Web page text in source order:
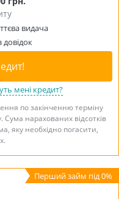
видача
довідок
мені кредит?
по закінченню терміну
Сума нарахованих відсотків
яку необхідно погасити,